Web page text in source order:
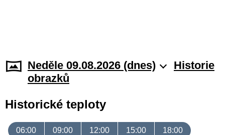
Neděle 09.08.2026 (dnes)
Historie
obrazků
Historické teploty
06:00 09:00 12:00 15:00 18:00